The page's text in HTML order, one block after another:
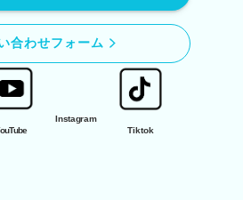
合わせフォーム
Instagram
Tiktok